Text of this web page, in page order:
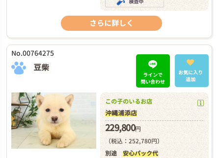
さらに詳しく
No.00764275
豆柴
ラインで
問い合わせ
お気に入り
追加
この子のいるお店
沖縄浦添店
229,800円
（税込：252,780円）
別途 安心パック代